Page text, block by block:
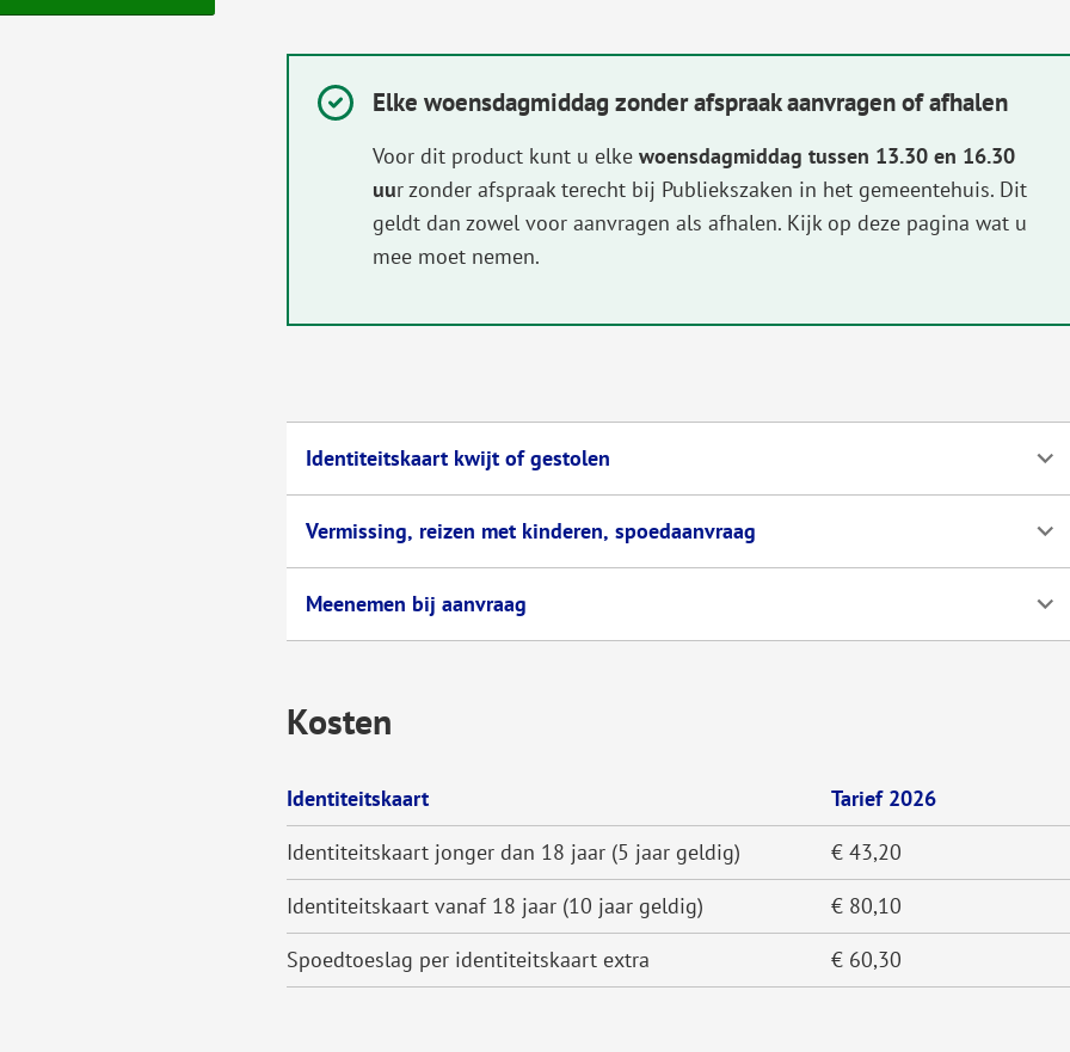
Succesvol:
Elke woensdagmiddag zonder afspraak aanvragen of afhalen
Voor dit product kunt u elke woensdagmiddag tussen 13.30 en 16.30
uur zonder afspraak terecht bij Publiekszaken in het gemeentehuis. Dit
geldt dan zowel voor aanvragen als afhalen. Kijk op deze pagina wat u
mee moet nemen.
Identiteitskaart kwijt of gestolen
Vermissing, reizen met kinderen, spoedaanvraag
Meenemen bij aanvraag
Kosten
Identiteitskaart
Tarief 2026
Identiteitskaart jonger dan 18 jaar (5 jaar geldig)
€ 43,20
Identiteitskaart vanaf 18 jaar (10 jaar geldig)
€ 80,10
Spoedtoeslag per identiteitskaart extra
€ 60,30